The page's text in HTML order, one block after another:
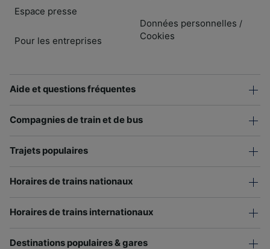
Espace presse
Pour les entreprises
Données personnelles /
Cookies
Aide et questions fréquentes
Compagnies de train et de bus
Trajets populaires
Horaires de trains nationaux
Horaires de trains internationaux
Destinations populaires & gares